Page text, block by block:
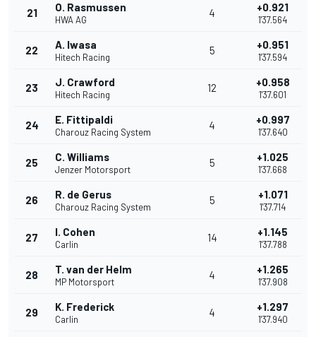
21 O. Rasmussen
HWA AG
4 +0.921
1'37.564
22 A. Iwasa
Hitech Racing
5 +0.951
1'37.594
23 J. Crawford
Hitech Racing
12 +0.958
1'37.601
24 E. Fittipaldi
Charouz Racing System
4 +0.997
1'37.640
25 C. Williams
Jenzer Motorsport
5 +1.025
1'37.668
26 R. de Gerus
Charouz Racing System
5 +1.071
1'37.714
27 I. Cohen
Carlin
14 +1.145
1'37.788
28 T. van der Helm
MP Motorsport
4 +1.265
1'37.908
29 K. Frederick
Carlin
4 +1.297
1'37.940